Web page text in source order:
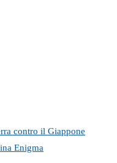
contro il Giappone
Enigma